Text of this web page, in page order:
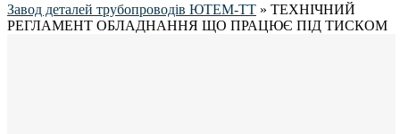
Завод деталей трубопроводів ЮТЕМ-ТТ » ТЕХНІЧНИЙ
РЕГЛАМЕНТ ОБЛАДНАННЯ ЩО ПРАЦЮЄ ПІД ТИСКОМ